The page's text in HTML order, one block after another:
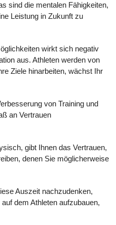
sind die mentalen Fähigkeiten,
Leistung in Zukunft zu
wirkt sich negativ
aus. Athleten werden von
Ziele hinarbeiten, wächst Ihr
von Training und
an Vertrauen
gibt Ihnen das Vertrauen,
denen Sie möglicherweise
Auszeit nachzudenken,
dem Athleten aufzubauen,